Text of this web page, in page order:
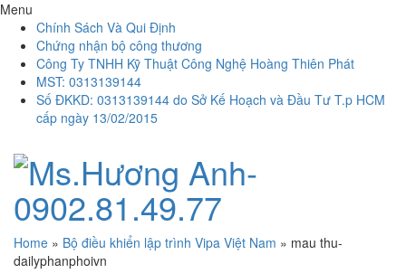
Menu
Chính Sách Và Qui Định
Chứng nhận bộ công thương
Công Ty TNHH Kỹ Thuật Công Nghệ Hoàng Thiên Phát
MST: 0313139144
Số ĐKKD: 0313139144 do Sở Kế Hoạch và Đầu Tư T.p HCM
cấp ngày 13/02/2015
Home » Bộ điều khiển lập trình Vipa Việt Nam » mau thu-
dailyphanphoivn